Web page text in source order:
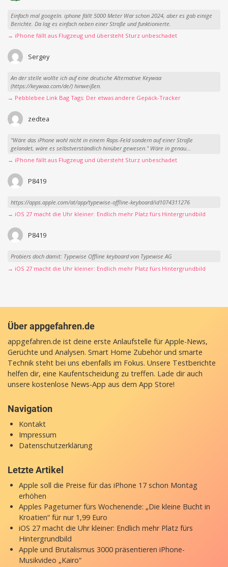
Einfach mal googeln. iphone fällt 5000 Meter War schon 2024, aber es gab einige
Berichte. Da lag es einfach neben einer Straße und funktionierte.
→ iPhone fällt aus Flugzeug und übersteht Sturz unbeschadet
Sergey
An der stelle wollte ich auf eine deutsche Alternative Keywaa
(https://keywaa.com/de/) hinweißen.
→ Pebblebee Link Bag Tags: Der etwas andere Gepäck-Tracker
zedtea
"Wäre das iPhone wohl nicht in einem Raps-Feld sondern auf einer Straße
gelandet, wäre es selbstverständlich hinüber gewesen." Wäre in genau...
→ iPhone fällt aus Flugzeug und übersteht Sturz unbeschadet
P8419
https://apps.apple.com/at/app/typewise-offline-keyboard/id1074311276
→ iOS 27 macht die Uhr kleiner: Endlich mehr Platz fürs Hintergrundbild
P8419
Probiers doch damit: Typewise Offline keyboard von Typewise AG
→ iOS 27 macht die Uhr kleiner: Endlich mehr Platz fürs Hintergrundbild
Über appgefahren.de
appgefahren.de ist deine erste Anlaufstelle für Apple-News,
Gerüchte und Analysen. Smart Home Zubehör und smarte
Technik steht bei uns ebenfalls im Fokus. Unsere Testberichte
helfen dir, eine Kaufentscheidung zu treffen. Lade dir auch
unsere kostenlose News-App aus dem App Store!
Navigation
Kontakt
Impressum
Datenschutzerklärung
Letzte Artikel
Apple soll die Preise für das iPhone 17 schon Montag
erhöhen
Apples Pageturner fürs Wochenende: „Die kleine Bucht in
Kroatien“ für nur 1,99 Euro
iOS 27 macht die Uhr kleiner: Endlich mehr Platz fürs
Hintergrundbild
Apple und Brutalismus 3000 präsentieren iPhone-
Musikvideo „Kairo“